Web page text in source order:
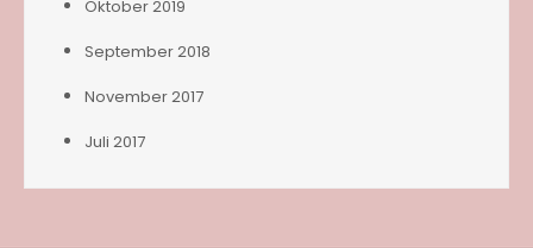
Oktober 2019
September 2018
November 2017
Juli 2017